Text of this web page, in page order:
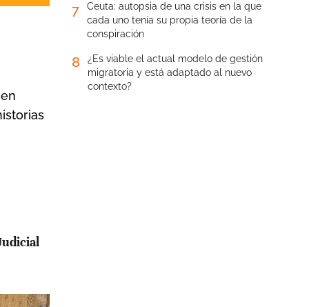
7
Ceuta: autopsia de una crisis en la que
cada uno tenía su propia teoría de la
conspiración
8
¿Es viable el actual modelo de gestión
migratoria y está adaptado al nuevo
contexto?